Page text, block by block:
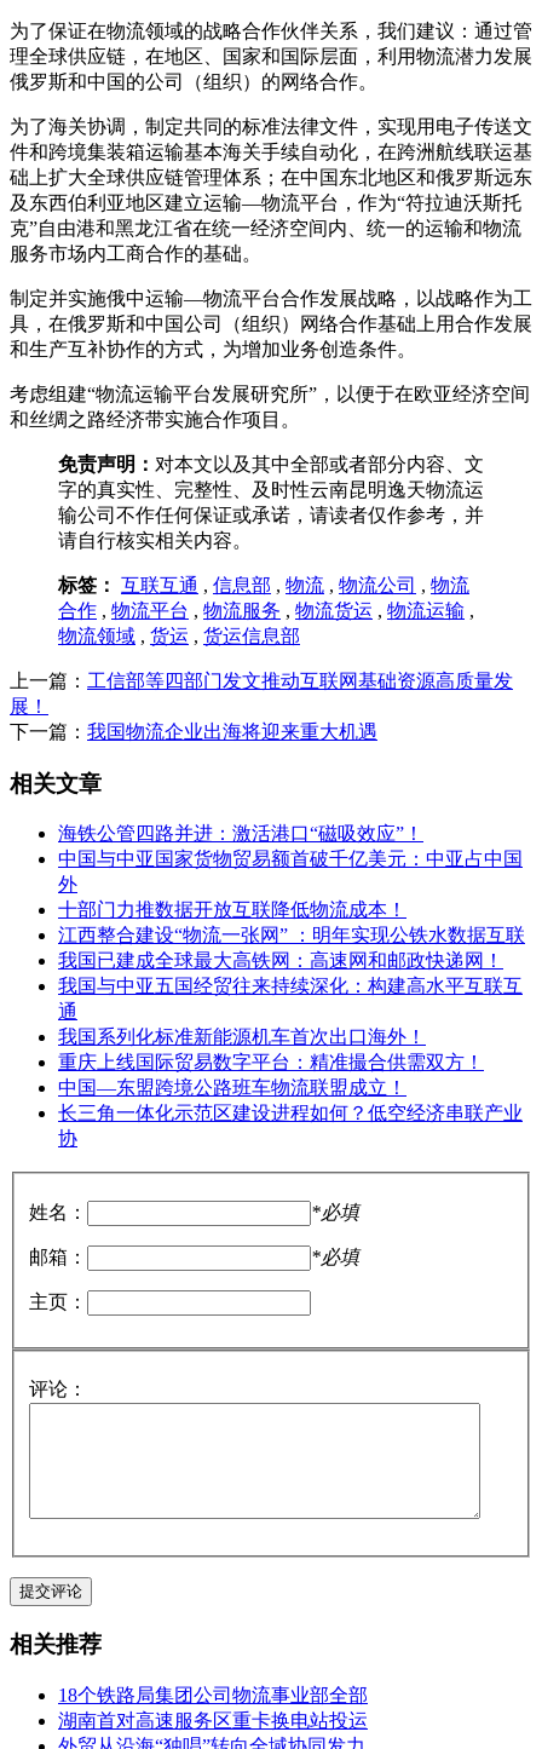
为了保证在物流领域的战略合作伙伴关系，我们建议：通过管
理全球供应链，在地区、国家和国际层面，利用物流潜力发展
俄罗斯和中国的公司（组织）的网络合作。
为了海关协调，制定共同的标准法律文件，实现用电子传送文
件和跨境集装箱运输基本海关手续自动化，在跨洲航线联运基
础上扩大全球供应链管理体系；在中国东北地区和俄罗斯远东
及东西伯利亚地区建立运输—物流平台，作为“符拉迪沃斯托
克”自由港和黑龙江省在统一经济空间内、统一的运输和物流
服务市场内工商合作的基础。
制定并实施俄中运输—物流平台合作发展战略，以战略作为工
具，在俄罗斯和中国公司（组织）网络合作基础上用合作发展
和生产互补协作的方式，为增加业务创造条件。
考虑组建“物流运输平台发展研究所”，以便于在欧亚经济空间
和丝绸之路经济带实施合作项目。
免责声明： 对本文以及其中全部或者部分内容、文
字的真实性、完整性、及时性云南昆明逸天物流运
输公司不作任何保证或承诺，请读者仅作参考，并
请自行核实相关内容。
标签： 互联互通 , 信息部 , 物流 , 物流公司 , 物流
合作 , 物流平台 , 物流服务 , 物流货运 , 物流运输 ,
物流领域 , 货运 , 货运信息部
上一篇： 工信部等四部门发文推动互联网基础资源高质量发
展！
下一篇： 我国物流企业出海将迎来重大机遇
相关文章
海铁公管四路并进：激活港口“磁吸效应”！
中国与中亚国家货物贸易额首破千亿美元：中亚占中国
外
十部门力推数据开放互联降低物流成本！
江西整合建设“物流一张网” ：明年实现公铁水数据互联
我国已建成全球最大高铁网：高速网和邮政快递网！
我国与中亚五国经贸往来持续深化：构建高水平互联互
通
我国系列化标准新能源机车首次出口海外！
重庆上线国际贸易数字平台：精准撮合供需双方！
中国—东盟跨境公路班车物流联盟成立！
长三角一体化示范区建设进程如何？低空经济串联产业
协
姓名： *必填
邮箱： *必填
主页：
评论：
相关推荐
18个铁路局集团公司物流事业部全部
湖南首对高速服务区重卡换电站投运